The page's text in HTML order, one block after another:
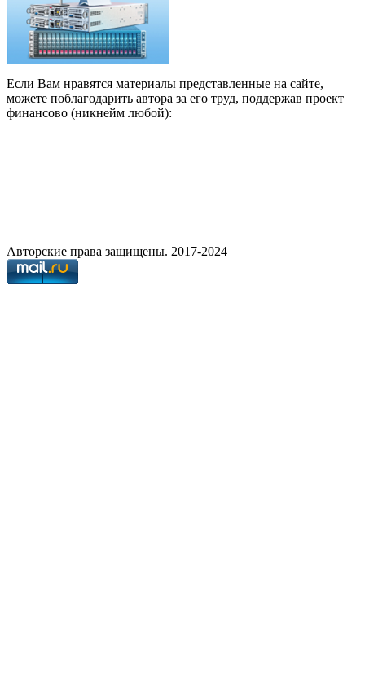
Если Вам нравятся материалы представленные на сайте,
можете поблагодарить автора за его труд, поддержав проект
финансово (никнейм любой):
Авторские права защищены. 2017-2024